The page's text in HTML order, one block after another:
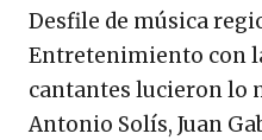
Desfile de música
Entretenimiento con
cantantes lucieron lo
Antonio Solís, Juan